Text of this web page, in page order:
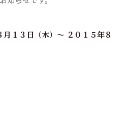
１３日（木）～ ２０１５年８